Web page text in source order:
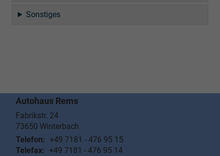
Sonstiges
Autohaus Rems
Fabrikstr. 24
73650 Winterbach
Telefon: +49 7181 - 476 95 15
Telefax: +49 7181 - 476 95 14